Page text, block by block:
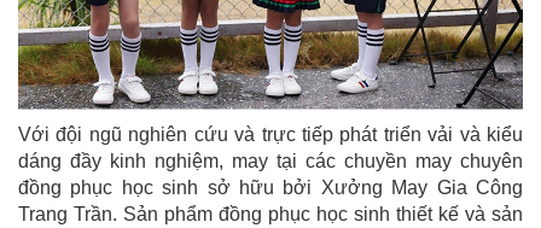
Với đội ngũ nghiên cứu và trực tiếp phát triển vải và kiểu
dáng đầy kinh nghiệm, may tại các chuyền may chuyên
đồng phục học sinh sở hữu bởi Xưởng May Gia Công
Trang Trần. Sản phẩm đồng phục học sinh thiết kế và sản